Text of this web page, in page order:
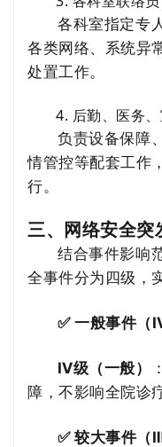
各科室指定专
各类网络、系统异
处置工作。
4. 后勤、医务
负责设备保障
情管控等配套工作
行。
三、网络安全突
结合事件影响
全事件分为四级，
✅ 一般事件（
Ⅳ级（一般）
障，不影响全院诊
✅ 较大事件（Ⅲ